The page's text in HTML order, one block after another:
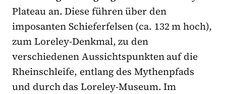
Plateau an. Diese führen über den
imposanten Schieferfelsen (ca. 132 m hoch),
zum Loreley-Denkmal, zu den
verschiedenen Aussichtspunkten auf die
Rheinschleife, entlang des Mythenpfads
und durch das Loreley-Museum. Im